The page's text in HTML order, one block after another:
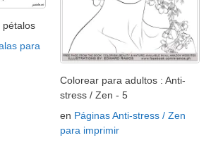
pétalos
para
Colorear para adultos : Anti-
stress / Zen - 5
en Páginas Anti-stress / Zen
para imprimir